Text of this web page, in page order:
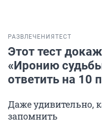
РАЗВЛЕЧЕНИЯ ТЕСТ
Этот тест
«Иронию
ответить на 10
Даже удивительно,
запомнить